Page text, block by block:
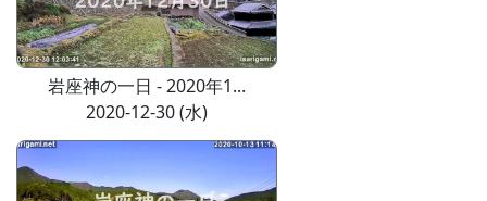
岩座神の一日 - 2020年1...
2020-12-30 (水)